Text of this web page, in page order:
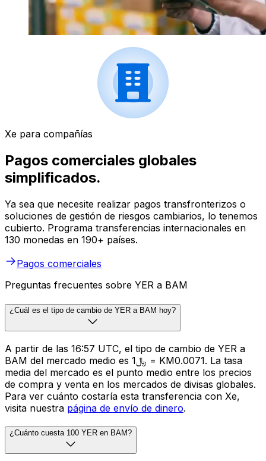
Xe para compañías
Pagos comerciales globales
simplificados.
Ya sea que necesite realizar pagos transfronterizos o
soluciones de gestión de riesgos cambiarios, lo tenemos
cubierto. Programa transferencias internacionales en
130 monedas en 190+ países.
Pagos comerciales
Preguntas frecuentes sobre YER a BAM
¿Cuál es el tipo de cambio de YER a BAM hoy?
A partir de las 16:57 UTC, el tipo de cambio de YER a
BAM del mercado medio es ﷼1 = KM0.0071. La tasa
media del mercado es el punto medio entre los precios
de compra y venta en los mercados de divisas globales.
Para ver cuánto costaría esta transferencia con Xe,
visita nuestra página de envío de dinero.
¿Cuánto cuesta 100 YER en BAM?